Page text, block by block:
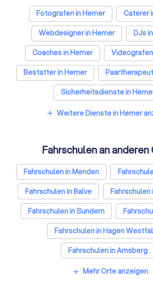
Fotografen in Hemer
Caterer
Webdesigner in Hemer
DJs
Coaches in Hemer
Bestatter in Hemer
Sicherheitsdienste in
Freie Redner in Hemer
Personal
add Weitere Dienste in Hemer
Fahrschulen an
Fahrschulen in Menden
Fahrschulen in Balve
Fahrschulen in Sundern
Fahrschulen in Hagen
Fahrschulen in Arnsberg
Fahrschulen in Lüdenscheid
add Mehr Orte anzeigen